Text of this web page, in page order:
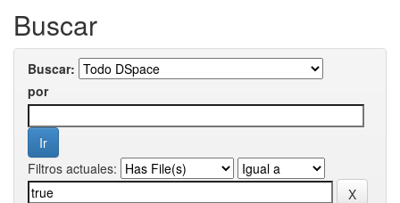
Buscar
Buscar:
por
Filtros actuales: